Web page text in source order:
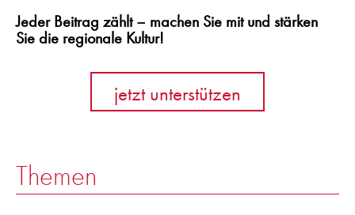
Jeder Beitrag zählt – machen Sie mit und stärken
Sie die regionale Kultur!
jetzt unterstützen
Themen